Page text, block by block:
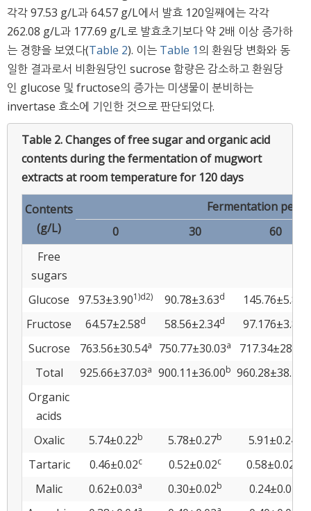
각각 97.53 g/L과 64.57 g/L에서 발효 120일째에는 각각
262.08 g/L과 177.69 g/L로 발효초기보다 약 2배 이상 증가하
는 경향을 보였다(Table 2). 이는 Table 1의 환원당 변화와 동
일한 결과로서 비환원당인 sucrose 함량은 감소하고 환원당
인 glucose 및 fructose의 증가는 미생물이 분비하는
invertase 효소에 기인한 것으로 판단되었다.
Table 2.Changes of free sugar and organic acid
contents during the fermentation of mugwort
extracts at room temperature for 120 days
Contents
(g/L)
Fermentation
0
30
60
Free
sugars
Glucose
97.53±3.901)d2) 90.78±3.63d 145.76±5.83
Fructose 64.57±2.58d 58.56±2.34d 97.176±3.89
Sucrose 763.56±30.54a 750.77±30.03a 717.34±28.69
Total 925.66±37.03a 900.11±36.00b 960.28±38.41
Organic
acids
Oxalic
5.74±0.22b 5.78±0.27b 5.91±0.24
Tartaric 0.46±0.02c 0.52±0.02c 0.58±0.02
Malic 0.62±0.03a 0.30±0.02b 0.24±0.01